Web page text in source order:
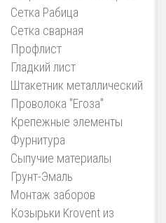
Сетка Рабица
Сетка сварная
Профлист
Гладкий лист
Штакетник металлический
Проволока "Егоза"
Крепежные элементы
Фурнитура
Сыпучие материалы
Грунт-Эмаль
Монтаж заборов
Козырьки Krovent из